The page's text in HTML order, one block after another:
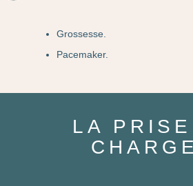
Grossesse.
Pacemaker.
LA